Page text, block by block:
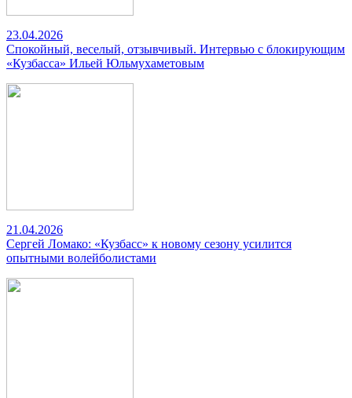
23.04.2026
Спокойный, веселый, отзывчивый. Интервью с блокирующим
«Кузбасса» Ильей Юльмухаметовым
21.04.2026
Сергей Ломако: «Кузбасс» к новому сезону усилится
опытными волейболистами